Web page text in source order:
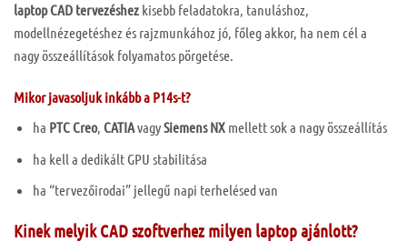
laptop CAD tervezéshez kisebb feladatokra, tanuláshoz,
modellnézegetéshez és rajzmunkához jó, főleg akkor, ha nem cél a
nagy összeállítások folyamatos pörgetése.
Mikor javasoljuk inkább a P14s-t?
ha PTC Creo, CATIAvagySiemens NXmellett sok a nagy összeállítás
ha kell a dedikált GPU stabilitása
ha “tervezőirodai” jellegű napi terhelésed van
Kinek melyik CAD szoftverhez milyen laptop ajánlott?